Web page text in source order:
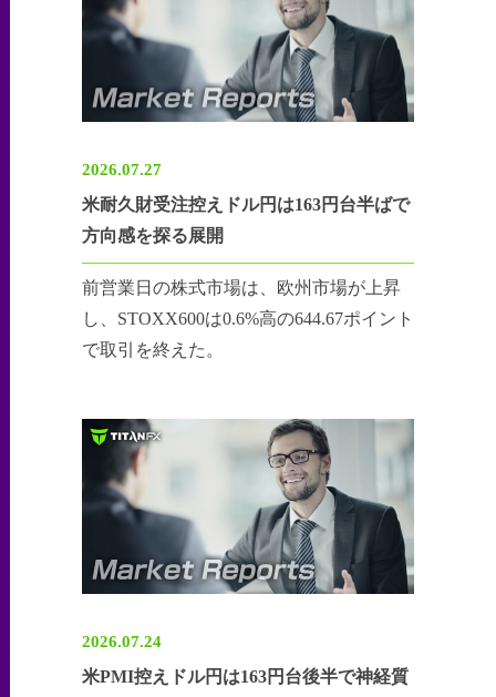
2026.07.27
米耐久財受注控えドル円は163円台半ばで
方向感を探る展開
前営業日の株式市場は、欧州市場が上昇
し、STOXX600は0.6%高の644.67ポイント
で取引を終えた。
2026.07.24
米PMI控えドル円は163円台後半で神経質